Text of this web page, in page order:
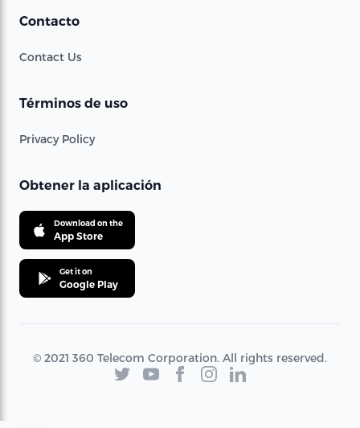
Contacto
Contact Us
Términos de uso
Privacy Policy
Obtener la aplicación
Download on the
App Store
Get it on
Google Play
© 2021 360 Telecom Corporation. All rights reserved.